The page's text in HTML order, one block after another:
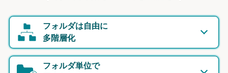
フォルダは自由に
多階層化
フォルダ単位で